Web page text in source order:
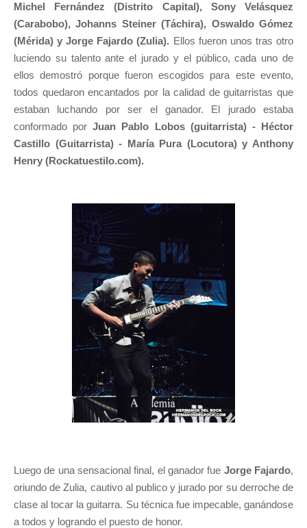
Michel Fernández (Distrito Capital), Sony Velásquez
(Carabobo), Johanns Steiner (Táchira), Oswaldo Gómez
(Mérida) y Jorge Fajardo (Zulia). Ellos fueron unos tras otro
luciendo su talento ante el jurado y el público, cada uno de
ellos demostró porque fueron escogidos para este evento,
todos quedaron encantados por la calidad de guitarristas que
estaban luchando por ser el ganador. El jurado estaba
conformado porJuan Pablo Lobos (guitarrista) - Héctor
Castillo (Guitarrista) - María Pura (Locutora) y Anthony
Henry (Rockatuestilo.com).
Luego de una sensacional final, el ganador fue Jorge Fajardo,
oriundo de Zulia, cautivo al publico y jurado por su derroche de
clase al tocar la guitarra. Su técnica fue impecable, ganándose
a todos y logrando el puesto de honor.